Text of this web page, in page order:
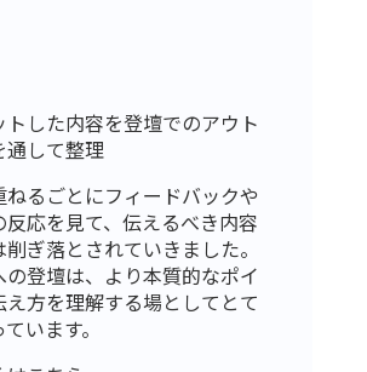
トした内容を登壇でのアウト
通して整理
ねるごとにフィードバックや
反応を見て、伝えるべき内容
ぎ落とされていきました。
の登壇は、より本質的なポイ
え方を理解する場としてとて
います。